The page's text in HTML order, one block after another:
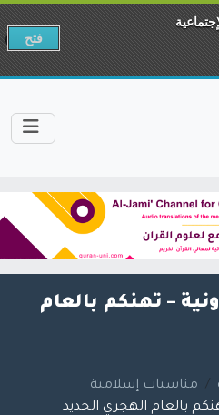
– تهنكم بالعام
مناسبات إسلامية
بالعام الهجري الجديد
فتح